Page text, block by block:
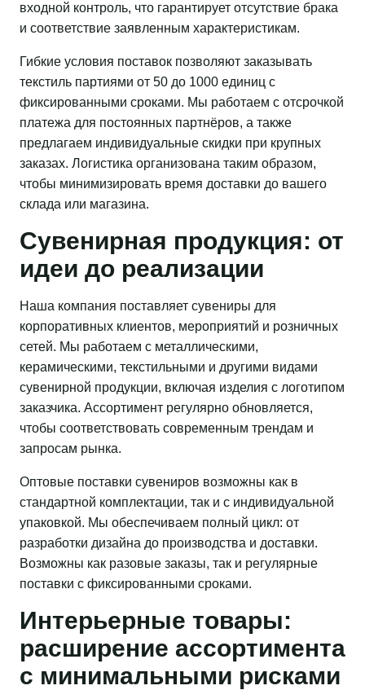
входной контроль, что гарантирует отсутствие брака
и соответствие заявленным характеристикам.
Гибкие условия поставок позволяют заказывать
текстиль партиями от 50 до 1000 единиц с
фиксированными сроками. Мы работаем с отсрочкой
платежа для постоянных партнёров, а также
предлагаем индивидуальные скидки при крупных
заказах. Логистика организована таким образом,
чтобы минимизировать время доставки до вашего
склада или магазина.
Сувенирная продукция: от
идеи до реализации
Наша компания поставляет сувениры для
корпоративных клиентов, мероприятий и розничных
сетей. Мы работаем с металлическими,
керамическими, текстильными и другими видами
сувенирной продукции, включая изделия с логотипом
заказчика. Ассортимент регулярно обновляется,
чтобы соответствовать современным трендам и
запросам рынка.
Оптовые поставки сувениров возможны как в
стандартной комплектации, так и с индивидуальной
упаковкой. Мы обеспечиваем полный цикл: от
разработки дизайна до производства и доставки.
Возможны как разовые заказы, так и регулярные
поставки с фиксированными сроками.
Интерьерные товары:
расширение ассортимента
с минимальными рисками